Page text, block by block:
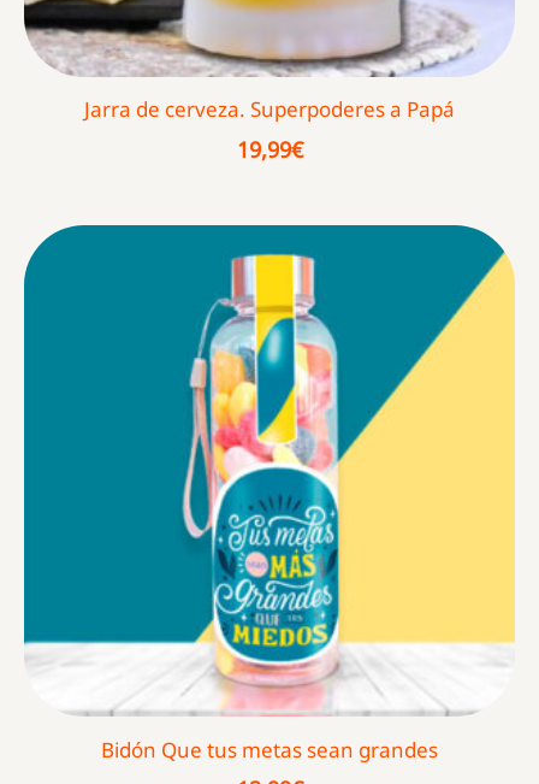
Jarra de cerveza. Superpoderes a Papá
19,99€
Bidón Que tus metas sean grandes